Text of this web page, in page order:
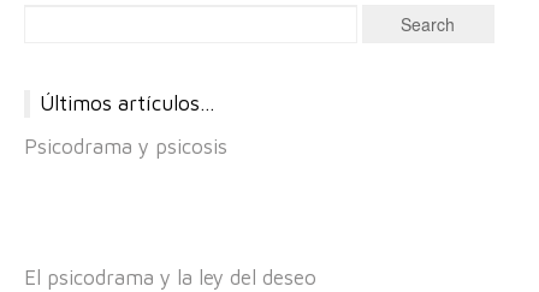
Últimos artículos…
Psicodrama y psicosis
El psicodrama y la ley del deseo